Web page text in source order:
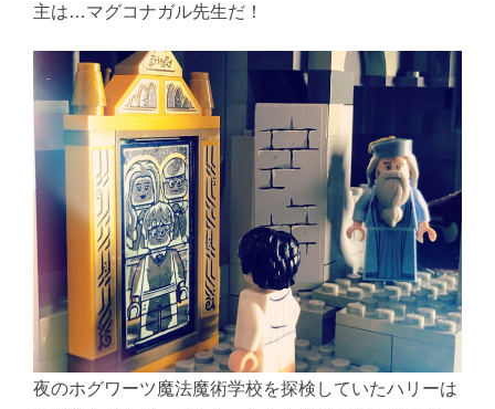
主は…マグコナガル先生だ！
夜のホグワーツ魔法魔術学校を探検していたハリーは